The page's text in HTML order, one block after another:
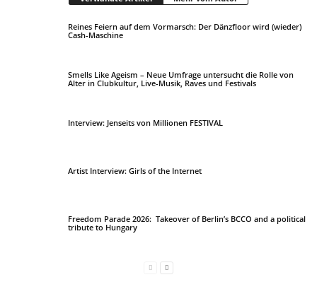
Reines Feiern auf dem Vormarsch: Der Dänzfloor wird (wieder)
Cash-Maschine
Smells Like Ageism – Neue Umfrage untersucht die Rolle von
Alter in Clubkultur, Live-Musik, Raves und Festivals
Interview: Jenseits von Millionen FESTIVAL
Artist Interview: Girls of the Internet
Freedom Parade 2026: Takeover of Berlin’s BCCO and a political
tribute to Hungary